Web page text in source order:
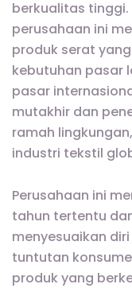
berkualitas tinggi.
perusahaan ini
produk serat
kebutuhan pasar
pasar
mutakhir dan
ramah
industri tekstil
Perusahaan ini
tahun tertentu
menyesuaikan
tuntutan
produk yang